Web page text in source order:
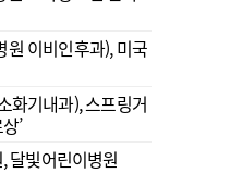
원 이비인후과), 미국
화기내과), 스프링거
’
달빛어린이병원